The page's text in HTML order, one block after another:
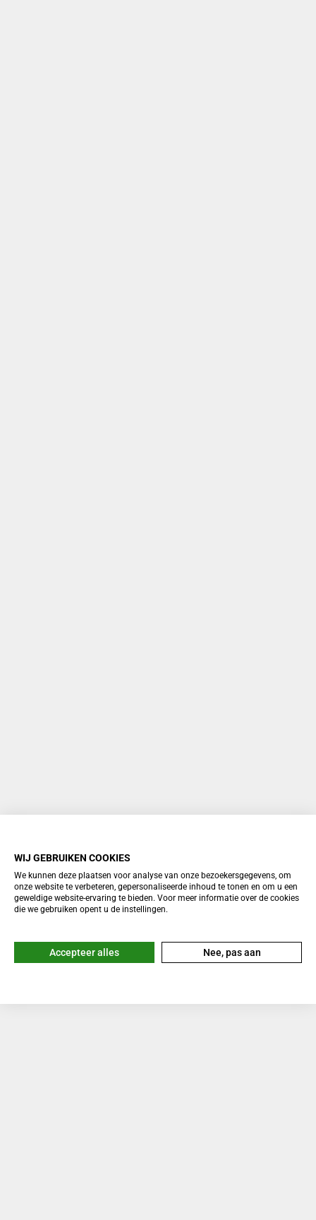
WIJ GEBRUIKEN COOKIES
We kunnen deze plaatsen voor analyse van onze bezoekersgegevens, om
onze website te verbeteren, gepersonaliseerde inhoud te tonen en om u een
geweldige website-ervaring te bieden. Voor meer informatie over de cookies
die we gebruiken opent u de instellingen.
Accepteer alles Nee, pas aan